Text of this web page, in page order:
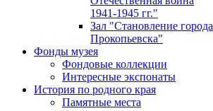
1941-1945 гг."
Зал "Становление города
Прокопьевска"
Фонды музея
Фондовые коллекции
Интересные экспонаты
История по родного края
Памятные места